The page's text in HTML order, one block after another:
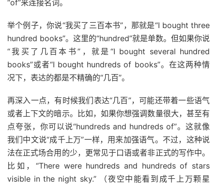
“of”来连接名词。
举个例子，你说“我买了三百本书”，那就是“I bought three
hundred books”。这里的“hundred”就是单数。但如果你说
“我买了几百本书”，就是“I bought several hundred
books”或者“I bought hundreds of books”。在这两种情
况下，表达的都是不精确的“几百”。
再深入一点，有时候我们表达“几百”，可能还带着一些语气
或者上下文的暗示。比如，如果你想强调数量很大，甚至有
点夸张，你可以说“hundreds and hundreds of”。这就像
我们中文说“成千上万”一样，用来加强语气。不过，这种说
法在正式场合用的少，更常见于口语或者非正式的写作中。
比如，“There were hundreds and hundreds of stars
visible in the night sky.” （夜空中能看到成千上万颗星